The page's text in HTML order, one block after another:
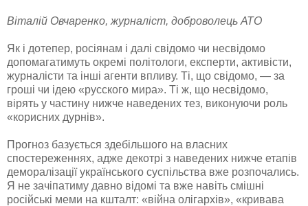
Віталій Овчаренко, журналіст, доброволець АТО
Як і дотепер, росіянам і далі свідомо чи несвідомо
допомагатимуть окремі політологи, експерти, активісти,
журналісти та інші агенти впливу. Ті, що свідомо, — за
гроші чи ідею «русского мира». Ті ж, що несвідомо,
вірять у частину нижче наведених тез, виконуючи роль
«корисних дурнів».
Прогноз базується здебільшого на власних
спостереженнях, адже декотрі з наведених нижче етапів
деморалізації українського суспільства вже розпочались.
Я не зачіпатиму давно відомі та вже навіть смішні
російські меми на кшталт: «війна олігархів», «кривава